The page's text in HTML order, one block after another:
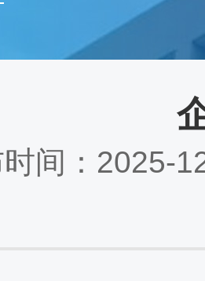
间：2025-